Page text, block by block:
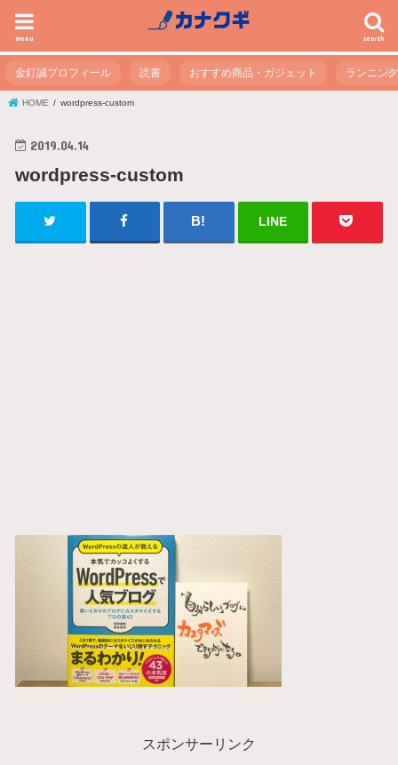
search
menu
金釘誠プロフィール 読書 おすすめ商品・ガジェット ランニング
HOME wordpress-custom
2019.04.14
wordpress-custom
LINE
スポンサーリンク